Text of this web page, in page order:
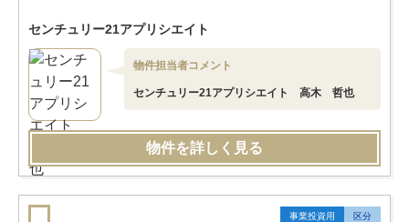
センチュリー21アプリシエイト
物件担当者コメント
センチュリー21アプリシエイト 高木 哲也
物件を詳しく見る
事業投資用 区分